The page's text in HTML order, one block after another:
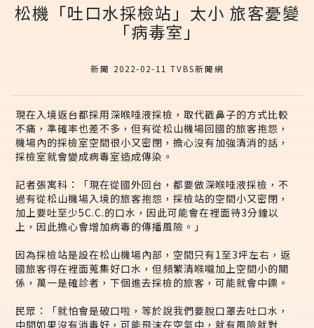
松機「吐口水採檢站」太小 旅客憂變
「病毒室」
新聞 2022-02-11 TVBS新聞網
現在入境返台都採用深喉唾液採檢，取代戳鼻子的方式比較
不痛，準確率也差不多，但有從松山機場回國的旅客抱怨，
機場內的採檢室空間很小又密閉，擔心沒有加強清消的話，
採檢室就會變成病毒室造成傳染。
記者張寓科：「現在從國外回台，都要做深喉唾液採檢，不
過有從松山機場入境的旅客抱怨，採檢站的空間小又密閉，
加上要吐至少5C.C.的口水，因此可能會在裡面待3分鐘以
上，因此擔心會增加病毒的傳播風險。」
因為採檢站是設在松山機場內部，空間只有1至3坪左右，返
國旅客得在裡面蒐集好口水，但頻繁清喉嚨加上空間小的關
係，萬一是確診者，下個進去採檢的旅客，可能就會中鏢。
民眾：「就怕會是破口啦，等於說我們要脫口罩去吐口水，
中間如果沒有消毒好，可能飛沫在空氣中，就有風險就對